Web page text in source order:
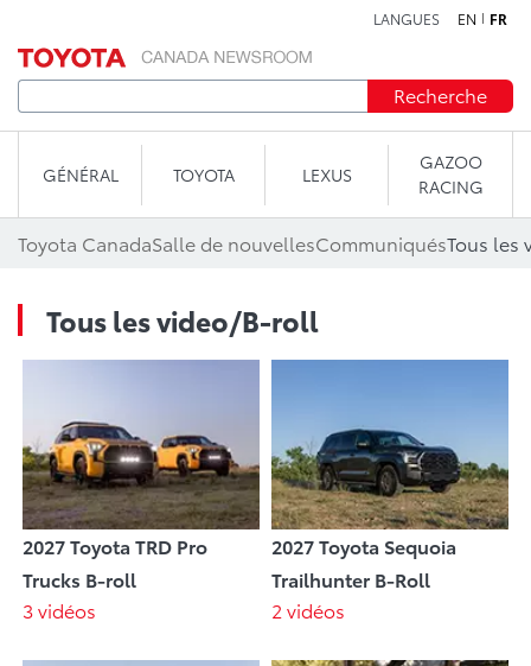
LANGUES EN FR
Recherche
GÉNÉRAL TOYOTA LEXUS
GAZOO
RACING
Toyota CanadaSalle de nouvellesCommuniquésTous les
Tous les video/B-roll
2027 Toyota TRD Pro
Trucks B-roll
3 vidéos
2027 Toyota Sequoia
Trailhunter B-Roll
2 vidéos